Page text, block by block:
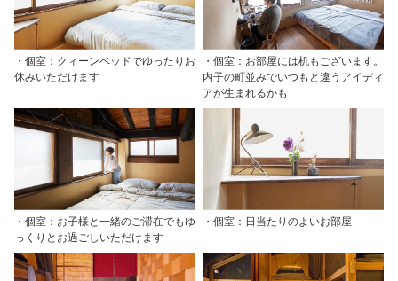
・個室：クィーンベッドでゆったりお
休みいただけます
・個室：お部屋には机もございます。
内子の町並みでいつもと違うアイディ
アが生まれるかも
・個室：お子様と一緒のご滞在でもゆ
っくりとお過ごしいただけます
・個室：日当たりのよいお部屋